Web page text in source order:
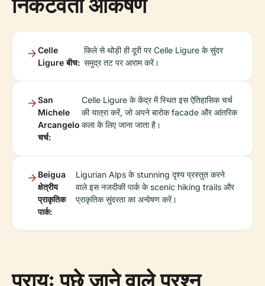
Celle
Ligure बीच:
किले से थोड़ी ही दूरी पर Celle Ligure के सुंदर
समुद्र तट पर आराम करें।
San
Michele
Arcangelo
चर्च:
Celle Ligure के केंद्र में स्थित इस ऐतिहासिक चर्च
की यात्रा करें, जो अपने बारोक facade और आंतरिक
कला के लिए जाना जाता है।
Beigua
क्षेत्रीय
प्राकृतिक
पार्क:
Ligurian Alps के stunning दृश्य प्रस्तुत करने
वाले इस नजदीकी पार्क के scenic hiking trails और
प्राकृतिक सुंदरता का अन्वेषण करें।